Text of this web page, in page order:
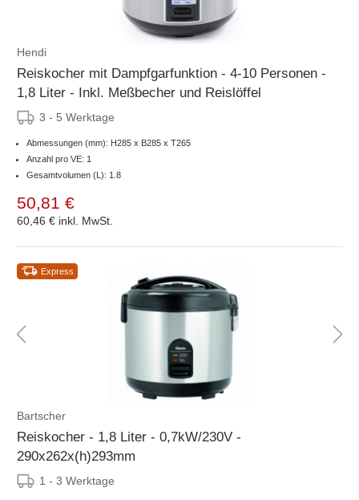
Hendi
Reiskocher mit Dampfgarfunktion - 4-10 Personen -
1,8 Liter - Inkl. Meßbecher und Reislöffel
3 - 5 Werktage
Abmessungen (mm): H285 x B285 x T265
Anzahl pro VE: 1
Gesamtvolumen (L): 1.8
50,81 €
60,46 € inkl. MwSt.
Express
Bartscher
Reiskocher - 1,8 Liter - 0,7kW/230V -
290x262x(h)293mm
1 - 3 Werktage